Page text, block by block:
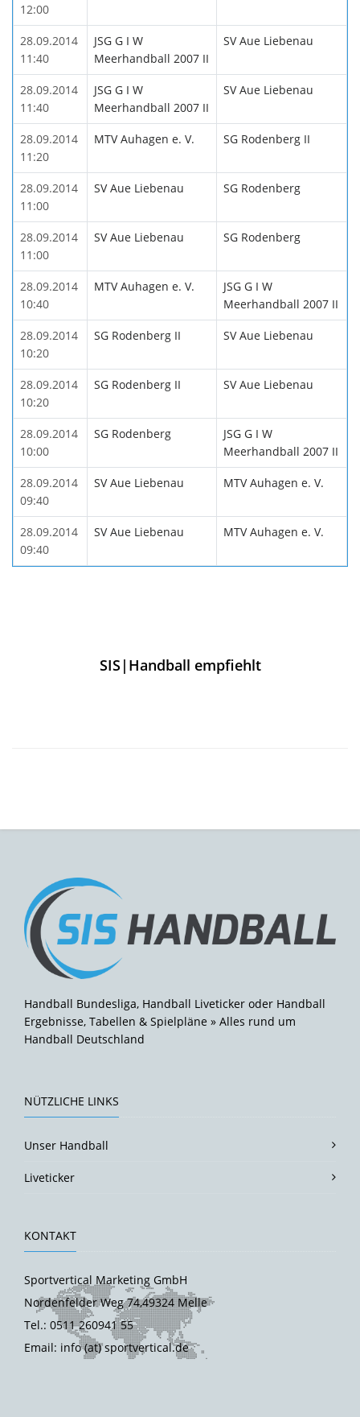
12:00
28.09.2014
11:40
JSG G I W
Meerhandball 2007 II
SV Aue Liebenau
28.09.2014
11:40
JSG G I W
Meerhandball 2007 II
SV Aue Liebenau
28.09.2014
11:20
MTV Auhagen e. V. SG Rodenberg II
28.09.2014
11:00
SV Aue Liebenau SG Rodenberg
28.09.2014
11:00
SV Aue Liebenau SG Rodenberg
28.09.2014
10:40
MTV Auhagen e. V.
JSG G I W
Meerhandball 2007 II
28.09.2014
10:20
SG Rodenberg II SV Aue Liebenau
28.09.2014
10:20
SG Rodenberg II SV Aue Liebenau
28.09.2014
10:00
SG Rodenberg
JSG G I W
Meerhandball 2007 II
28.09.2014
09:40
SV Aue Liebenau MTV Auhagen e. V.
28.09.2014
09:40
SV Aue Liebenau MTV Auhagen e. V.
SIS|Handball empfiehlt
Handball Bundesliga, Handball Liveticker oder Handball
Ergebnisse, Tabellen & Spielpläne » Alles rund um
Handball Deutschland
NÜTZLICHE LINKS
Unser Handball
Liveticker
KONTAKT
Sportvertical Marketing GmbH
Nordenfelder Weg 74,49324 Melle
Tel.: 0511 260941 55
Email: info (at) sportvertical.de